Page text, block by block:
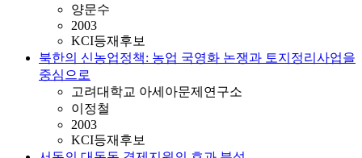
양문수
2003
KCI등재후보
북한의 신농업정책: 농업 국영화 논쟁과 토지정리사업을
중심으로
고려대학교 아세아문제연구소
이정철
2003
KCI등재후보